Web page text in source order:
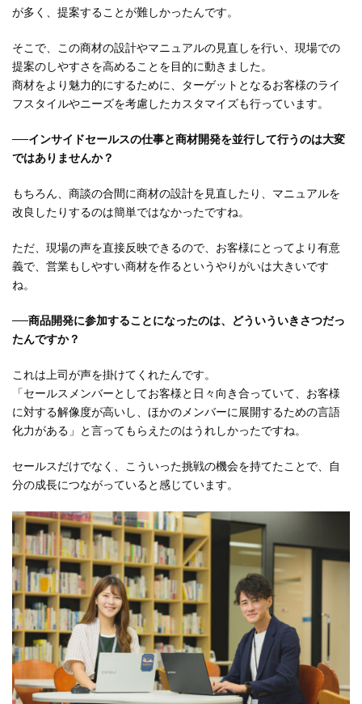
が多く、提案することが難しかったんです。
そこで、この商材の設計やマニュアルの見直しを行い、現場での
提案のしやすさを高めることを目的に動きました。
商材をより魅力的にするために、ターゲットとなるお客様のライ
フスタイルやニーズを考慮したカスタマイズも行っています。
──インサイドセールスの仕事と商材開発を並行して行うのは大変
ではありませんか？
もちろん、商談の合間に商材の設計を見直したり、マニュアルを
改良したりするのは簡単ではなかったですね。
ただ、現場の声を直接反映できるので、お客様にとってより有意
義で、営業もしやすい商材を作るというやりがいは大きいです
ね。
──商品開発に参加することになったのは、どういういきさつだっ
たんですか？
これは上司が声を掛けてくれたんです。
「セールスメンバーとしてお客様と日々向き合っていて、お客様
に対する解像度が高いし、ほかのメンバーに展開するための言語
化力がある」と言ってもらえたのはうれしかったですね。
セールスだけでなく、こういった挑戦の機会を持てたことで、自
分の成長につながっていると感じています。